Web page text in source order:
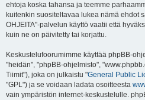
ehtoja koska tahansa ja teemme
kuitenkin suositeltavaa lukea nämä ehdot
OHJEITA"-palvelun käyttö vaatii että
kuin ne on päivitetty tai korjattu.
Keskustelufoorumimme käyttää phpBB-
"heidän", "phpBB-ohjelmisto",
Tiimit"), joka on julkaistu "General Public
"GPL") ja se voidaan ladata osoitteesta
vain ympäristön internet-keskustelulle.